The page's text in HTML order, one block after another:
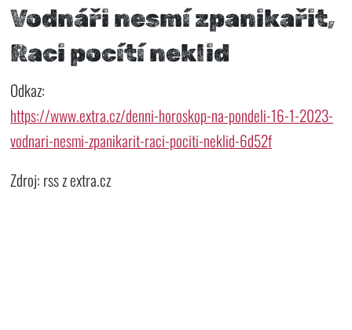
Vodnáři nesmí zpanikařit,
Raci pocítí neklid
Odkaz:
https://www.extra.cz/denni-horoskop-na-pondeli-16-1-2023-
vodnari-nesmi-zpanikarit-raci-pociti-neklid-6d52f
Zdroj: rss z extra.cz